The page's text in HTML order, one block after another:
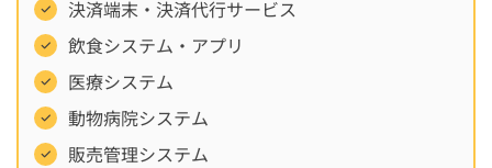
決済端末・決済代行サービス
飲食システム・アプリ
医療システム
動物病院システム
販売管理システム